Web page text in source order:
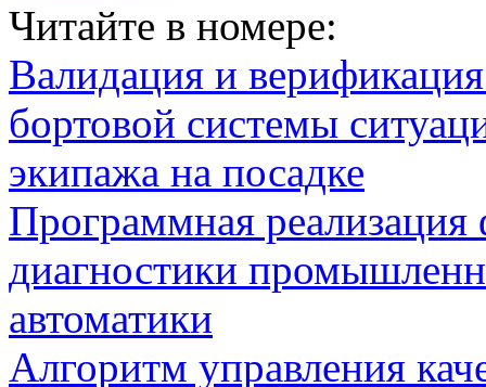
Читайте в номере:
Валидация и
бортовой системы
экипажа на посадке
Программная
диагностики
автоматики
Алгоритм управления